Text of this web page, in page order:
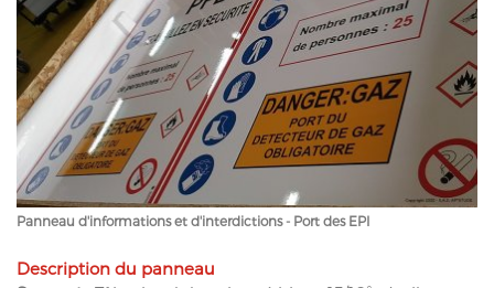
Panneau d'informations et d'interdictions - Port des EPI
Description du panneau